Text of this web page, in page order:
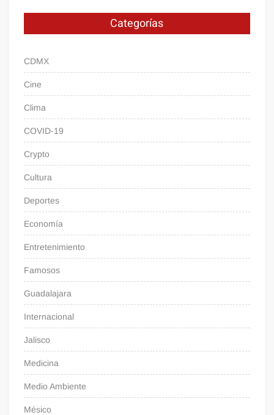
Categorías
CDMX
Cine
Clima
COVID-19
Crypto
Cultura
Deportes
Economía
Entretenimiento
Famosos
Guadalajara
Internacional
Jalisco
Medicina
Medio Ambiente
Mésico